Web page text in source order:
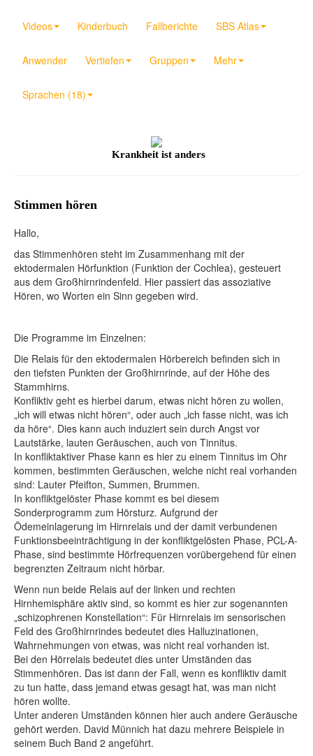
Videos Kinderbuch Fallberichte SBS Atlas
Anwender Vertiefen Gruppen Mehr
Sprachen (18)
Krankheit ist anders
Stimmen hören
Hallo,
das Stimmenhören steht im Zusammenhang mit der
ektodermalen Hörfunktion (Funktion der Cochlea), gesteuert
aus dem Großhirnrindenfeld. Hier passiert das assoziative
Hören, wo Worten ein Sinn gegeben wird.
Die Programme im Einzelnen:
Die Relais für den ektodermalen Hörbereich befinden sich in
den tiefsten Punkten der Großhirnrinde, auf der Höhe des
Stammhirns.
Konfliktiv geht es hierbei darum, etwas nicht hören zu wollen,
„ich will etwas nicht hören“, oder auch „ich fasse nicht, was ich
da höre“. Dies kann auch induziert sein durch Angst vor
Lautstärke, lauten Geräuschen, auch von Tinnitus.
In konfliktaktiver Phase kann es hier zu einem Tinnitus im Ohr
kommen, bestimmten Geräuschen, welche nicht real vorhanden
sind: Lauter Pfeifton, Summen, Brummen.
In konfliktgelöster Phase kommt es bei diesem
Sonderprogramm zum Hörsturz. Aufgrund der
Ödemeinlagerung im Hirnrelais und der damit verbundenen
Funktionsbeeinträchtigung in der konfliktgelösten Phase, PCL-A-
Phase, sind bestimmte Hörfrequenzen vorübergehend für einen
begrenzten Zeitraum nicht hörbar.
Wenn nun beide Relais auf der linken und rechten
Hirnhemisphäre aktiv sind, so kommt es hier zur sogenannten
„schizophrenen Konstellation“: Für Hirnrelais im sensorischen
Feld des Großhirnrindes bedeutet dies Halluzinationen,
Wahrnehmungen von etwas, was nicht real vorhanden ist.
Bei den Hörrelais bedeutet dies unter Umständen das
Stimmenhören. Das ist dann der Fall, wenn es konfliktiv damit
zu tun hatte, dass jemand etwas gesagt hat, was man nicht
hören wollte.
Unter anderen Umständen können hier auch andere Geräusche
gehört werden. David Münnich hat dazu mehrere Beispiele in
seinem Buch Band 2 angeführt.